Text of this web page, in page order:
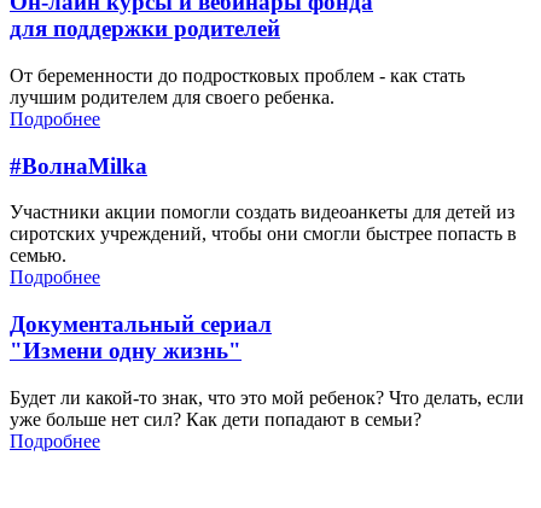
для поддержки родителей
От беременности до подростковых проблем - как стать
лучшим родителем для своего ребенка.
Подробнее
#ВолнаMilka
Участники акции помогли создать видеоанкеты для детей из
сиротских учреждений, чтобы они смогли быстрее попасть в
семью.
Подробнее
Документальный сериал
"Измени одну жизнь"
Будет ли какой-то знак, что это мой ребенок? Что делать, если
уже больше нет сил? Как дети попадают в семьи?
Подробнее